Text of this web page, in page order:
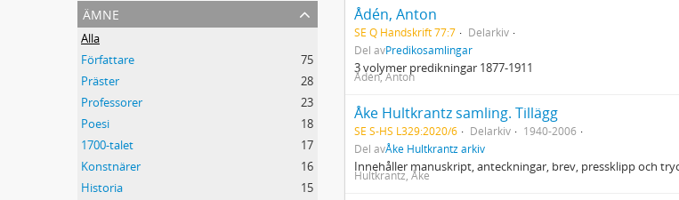
ämne
Alla
Författare
75
Präster
28
Professorer
23
Poesi
18
1700-talet
17
Konstnärer
16
Historia
15
Ådén, Anton
SE Q Handskrift 77:7
Delarkiv
Del avPredikosamlingar
3 volymer predikningar 1877-1911
Ådén, Anton
Åke Hultkrantz samling. Tillägg
SE S-HS L329:2020/6 Delarkiv
1940-2006
Del avÅke Hultkrantz arkiv
Innehåller manuskript, anteckningar, brev, pressklipp och
Hultkrantz, Åke